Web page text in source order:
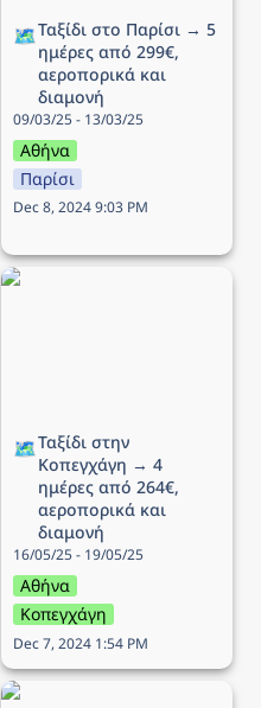
🗺️Ταξίδι στο Παρίσι → 5
ημέρες από 299€,
αεροπορικά και
διαμονή
09/03/25 - 13/03/25
Αθήνα
Παρίσι
Dec 8, 2024 9:03 PM
Ταξίδι στην Κοπεγχάγη →
🗺️Ταξίδι στην
Κοπεγχάγη → 4
ημέρες από 264€,
αεροπορικά και
διαμονή
16/05/25 - 19/05/25
Αθήνα
Κοπεγχάγη
Dec 7, 2024 1:54 PM
Ταξίδι στο Δουβλίνο → 5